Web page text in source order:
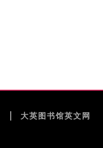
大英图书馆英文网